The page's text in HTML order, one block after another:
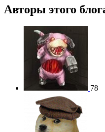
Авторы этого
78